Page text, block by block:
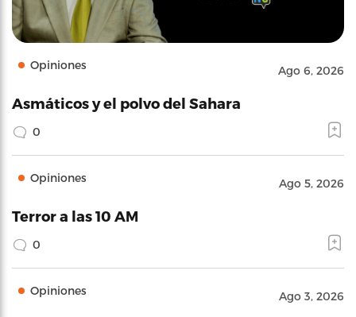
Opiniones Ago 6, 2026
Asmáticos y el polvo del Sahara
0
Opiniones Ago 5, 2026
Terror a las 10 AM
0
Opiniones Ago 3, 2026